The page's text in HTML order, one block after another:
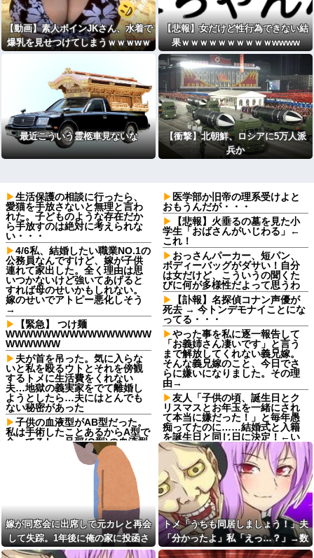
【動画】素人ボインJKさん、水着で
爆乳を見せつけてしまうｗｗｗwｗ
【悲報】女だけど性行為できない結
果ｗｗｗｗｗｗｗｗｗｗwwww
最近こういう霊柩車見ないな
【衝撃】北朝鮮、ロシアに5万人派
兵か
生活保護の相談に行ったら、
愛猫を手放さないと無理と言わ
れた。子どものような存在だか
ら手放すのは絶対に考えられな
い・・・
4/6私、結婚したい職業NO.1の
公務員なんですけど、嫁が子供
連れて家出した。全く理由は思
いつかないけど強いてあげると
すれば母のせいかもしれない。
嫁のせいでアトピー悪化しそう
→
【緊急】 つけ麺
WWWWWWWWWWWWWWWW
WWWWWW
夫が首を吊った。気に入らな
いと私を殴るウトとそれを傍観
するトメに生活費をくれない
夫…地獄の義実家をでて離婚し
ようとしたら…夫にはとんでも
ない秘密があった
子供の血液型がAB型だった。
私は手術したことあるからA型で
合ってるし…旦那(O型)の血液型
を調べてみよう」→ 結果・・・
弟の婚約者の親「将来頼って
こないでくださいね」私「え…
そんなつもりありませんけ
ど？」→突然の一言に場の空気
フードコートで赤ちゃんをあ
やしながら食べてる母親がいた
ので、「赤ちゃん抱っこします
よ」と声掛けたら...
医学部か旧帝の理系受けよと
おもうんだが・・・
【悲報】火垂るの墓を見た小
学生「おばさんがいじわる」←
これ！
おっさんパーカー、短パン、
ボディーバッグがダサい！自分
は女だけど、こういうの聞くた
びに何が多様性だよって思うわ
【訃報】名探偵コナン声優が
死去 → 今トンデモナイことにな
ってる・・・
やった事を私に逐一報告して
「お義姉さん凄いです」と言う
まで解放してくれない義兄嫁。
そんな義兄嫁のこと、今日でさ
らに嫌いになりました。その理
由→
友人「子供の頃、誕生日とク
リスマスとお年玉を一緒にされ
て本当に嫌だった！」と毎年愚
痴ってたのに……結婚式と入籍
を誕生日と同じ日に決定！←い
や、毎年の愚痴は何だったんだ
よ！？
英語でとんでもないことが書
いてあるTシャツを着てる女ｗｗ
ｗｗｗｗｗｗ （※画像あり）
【朗報】アニメ「鉄鍋のジャ
ン」、普通にクソ面白い
【DV？】旦那に家を追い出さ
れた嫁、子供抱えて行く先が見
つからない理由が...
嫁が同窓会に出席して元カレと再会
して失踪。1年後に俺の家に投函さ
れたものがこれ...
トメ「うちも同居しましょう！」夫
「分かったよ」私「えっ…？」→数
カ月後、夫が笑顔で語った同居計画